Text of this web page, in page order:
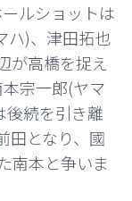
ルショットは
ハ)、津田拓也
が高橋を捉え
宗一郎(ヤマ
後続を引き離
田となり、國
南本と争いま